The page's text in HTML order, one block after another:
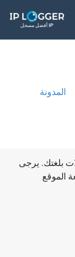
أفضل مسجل IP
المدونة